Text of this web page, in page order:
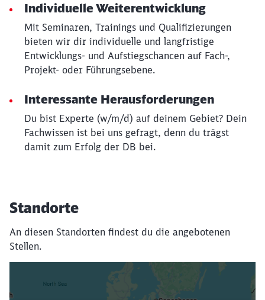
Individuelle Weiterentwicklung
Mit Seminaren, Trainings und Qualifizierungen
bieten wir dir individuelle und langfristige
Entwicklungs- und Aufstiegschancen auf Fach-,
Projekt- oder Führungsebene.
Interessante Herausforderungen
Du bist Experte (w/m/d) auf deinem Gebiet? Dein
Fachwissen ist bei uns gefragt, denn du trägst
damit zum Erfolg der DB bei.
Standorte
An diesen Standorten findest du die angebotenen
Stellen.